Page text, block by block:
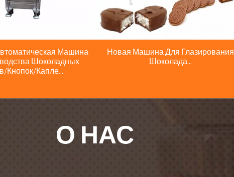
Машина
Шоколадных
кнопок/капле...
Новая Машина Для Глазирования
Шоколада...
О НАС